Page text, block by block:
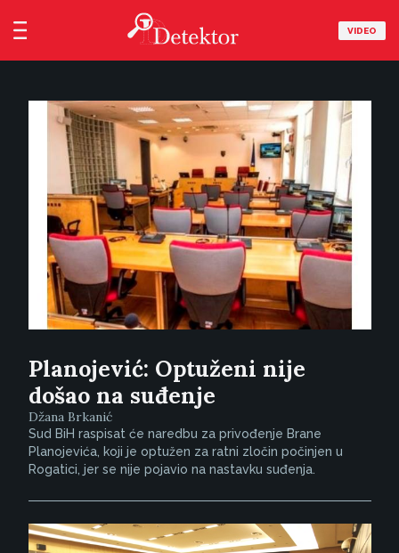
VIDEO
Planojević: Optuženi nije
došao na suđenje
Džana Brkanić
Sud BiH raspisat će naredbu za privođenje Brane
Planojevića, koji je optužen za ratni zločin počinjen u
Rogatici, jer se nije pojavio na nastavku suđenja.